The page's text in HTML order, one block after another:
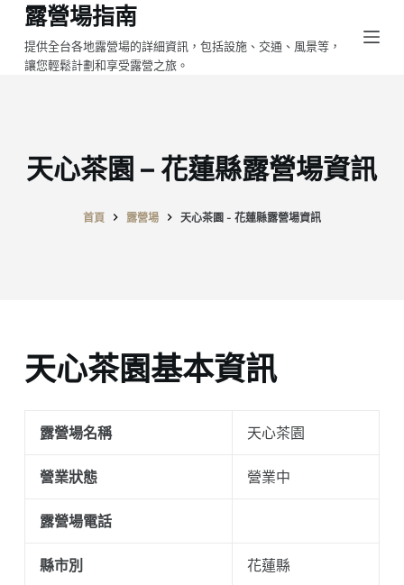
跳
至
主
露營場指南
提供全台各地露營場的詳細資訊，包括設施、交通、風景等，
讓您輕鬆計劃和享受露營之旅。
天心茶園 – 花蓮縣露營場資訊
首頁 露營場 天心茶園 - 花蓮縣露營場資訊
天心茶園基本資訊
露營場名稱 天心茶園
營業狀態 營業中
露營場電話
縣市別 花蓮縣